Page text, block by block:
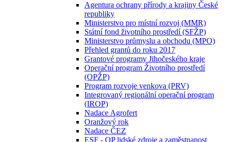
Agentura ochrany přírody a krajiny České
republiky
Ministerstvo pro místní rozvoj (MMR)
Státní fond životního prostředí (SFŽP)
Ministerstvo průmyslu a obchodu (MPO)
Přehled grantů do roku 2017
Grantové programy Jihočeského kraje
Operační program Životního prostředí
(OPŽP)
Program rozvoje venkova (PRV)
Integrovaný regionální operační program
(IROP)
Nadace Agrofert
Oranžový rok
Nadace ČEZ
ESF - OP lidské zdroje a zaměstnanost